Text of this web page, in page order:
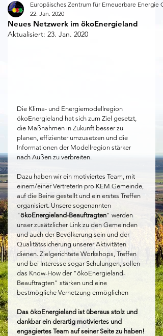
Neues Netzwerk im ökoEnergieland
Europäisches Zentrum für Erneuerbare Energie
22. Jan. 2020
Aktualisiert: 23. Jan. 2020
Die Klima- und Energiemodellregion
ökoEnergieland hat sich zum Ziel gesetzt,
die Maßnahmen in Zukunft besser zu
planen, effizienter umzusetzen und die
Informationen der Modellregion stärker
nach Außen zu verbreiten.
Dazu haben wir ein motiviertes Team, mit
einem/einer VertreterIn pro KEM Gemeinde,
auf die Beine gestellt und ein erstes Treffen
organisiert. Unsere sogenannten
"ökoEnergieland-Beauftragten" werden
unser zusätzlicher Link zu den Gemeinden
und auch der Bevölkerung sein und der
Qualitätssicherung unserer Aktivitäten
dienen. Zielgerichtete Workshops, Treffen
und bei Interesse sogar Schulungen, sollen
das Know-How der "ökoEnergieland-
Beauftragten" stärken und eine
bestmögliche Vernetzung ermöglichen
Das ökoEnergieland ist überaus stolz und
dankbar ein derartig motiviertes und
engagiertes Team auf seiner Seite zu haben!